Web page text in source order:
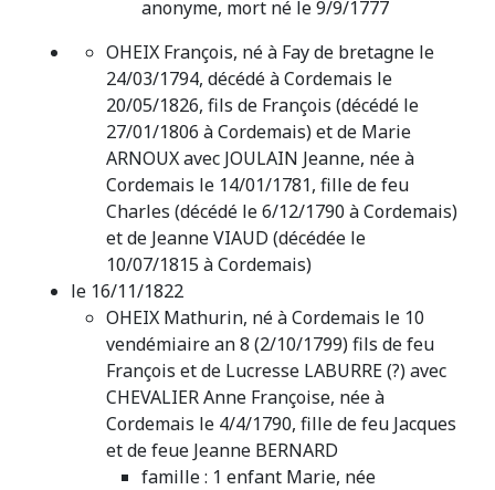
anonyme, mort né le 9/9/1777
OHEIX François, né à Fay de bretagne le
24/03/1794, décédé à Cordemais le
20/05/1826, fils de François (décédé le
27/01/1806 à Cordemais) et de Marie
ARNOUX avec JOULAIN Jeanne, née à
Cordemais le 14/01/1781, fille de feu
Charles (décédé le 6/12/1790 à Cordemais)
et de Jeanne VIAUD (décédée le
10/07/1815 à Cordemais)
le 16/11/1822
OHEIX Mathurin, né à Cordemais le 10
vendémiaire an 8 (2/10/1799) fils de feu
François et de Lucresse LABURRE (?) avec
CHEVALIER Anne Françoise, née à
Cordemais le 4/4/1790, fille de feu Jacques
et de feue Jeanne BERNARD
famille : 1 enfant Marie, née